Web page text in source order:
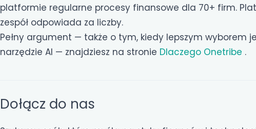
platformie regularne procesy finansowe dla 70+ firm.
zespół odpowiada za liczby.
Pełny argument — także o tym, kiedy lepszym wyborem
narzędzie AI — znajdziesz na stronie Dlaczego Onetribe .
Dołącz do nas